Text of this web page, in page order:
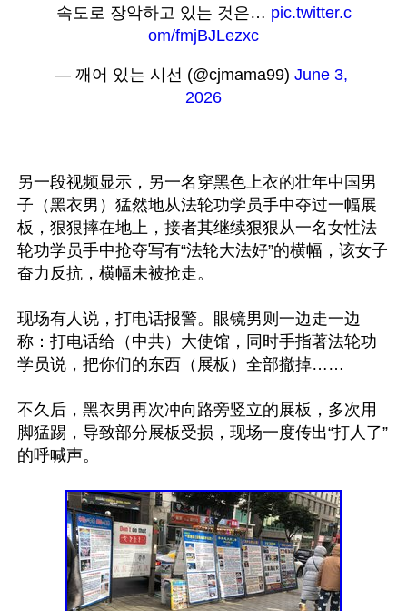
속도로 장악하고 있는 것은… pic.twitter.c
om/fmjBJLezxc
— 깨어 있는 시선 (@cjmama99) June 3,
2026
另一段视频显示，另一名穿黑色上衣的壮年中国男
子（黑衣男）猛然地从法轮功学员手中夺过一幅展
板，狠狠摔在地上，接者其继续狠狠从一名女性法
轮功学员手中抢夺写有“法轮大法好”的横幅，该女子
奋力反抗，横幅未被抢走。
现场有人说，打电话报警。眼镜男则一边走一边
称：打电话给（中共）大使馆，同时手指著法轮功
学员说，把你们的东西（展板）全部撤掉……
不久后，黑衣男再次冲向路旁竖立的展板，多次用
脚猛踢，导致部分展板受损，现场一度传出“打人了”
的呼喊声。